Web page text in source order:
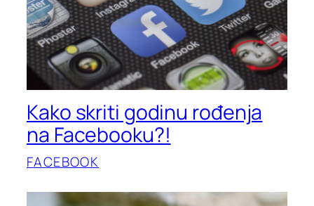
Kako skriti godinu rođenja
na Facebooku?!
FACEBOOK